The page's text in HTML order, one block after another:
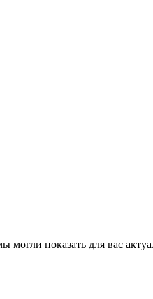
могли показать для вас